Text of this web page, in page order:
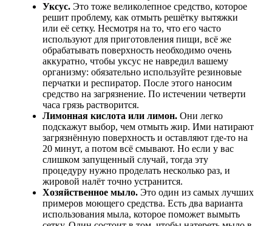
Уксус.Это тоже великолепное средство, которое
решит проблему, как отмыть решётку вытяжки
или её сетку. Несмотря на то, что его часто
используют для приготовления пищи, всё же
обрабатывать поверхность необходимо очень
аккуратно, чтобы уксус не навредил вашему
организму: обязательно используйте резиновые
перчатки и респиратор. После этого наносим
средство на загрязнение. По истечении четверти
часа грязь растворится.
Лимонная кислота или лимон.Они легко
подскажут выбор, чем отмыть жир. Ими натирают
загрязнённую поверхность и оставляют где-то на
20 минут, а потом всё смывают. Но если у вас
слишком запущенный случай, тогда эту
процедуру нужно проделать несколько раз, и
жировой налёт точно устранится.
Хозяйственное мыло.Это один из самых лучших
примеров моющего средства. Есть два варианта
использования мыла, которое поможет вымыть